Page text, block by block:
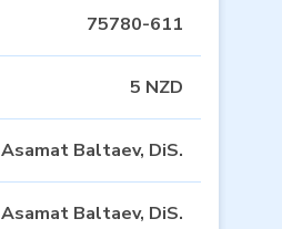
75780-611
5 NZD
Asamat Baltaev, DiS.
Asamat Baltaev, DiS.